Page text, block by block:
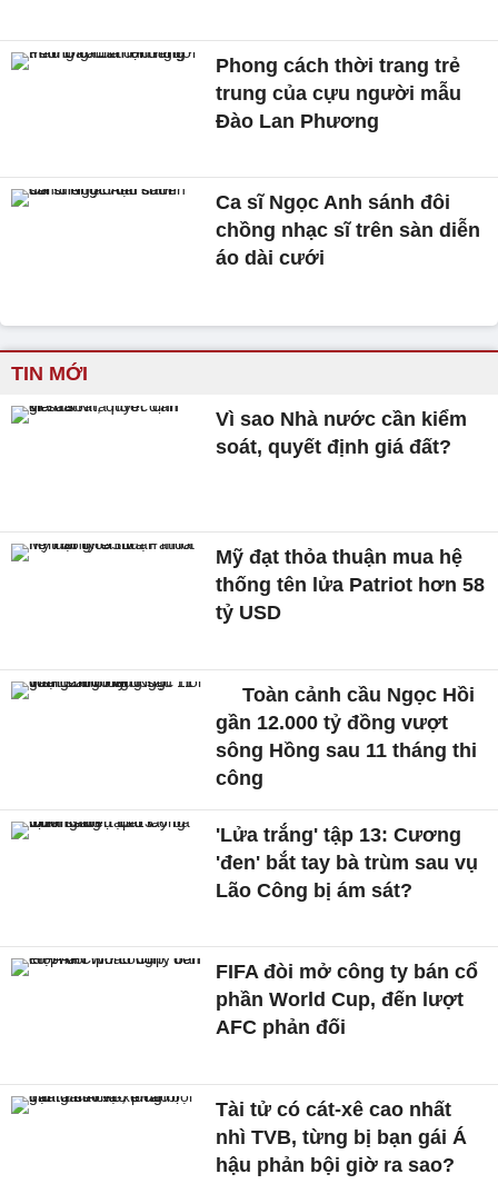
Phong cách thời trang trẻ
trung của cựu người mẫu
Đào Lan Phương
Ca sĩ Ngọc Anh sánh đôi
chồng nhạc sĩ trên sàn diễn
áo dài cưới
TIN MỚI
Vì sao Nhà nước cần kiểm
soát, quyết định giá đất?
Mỹ đạt thỏa thuận mua hệ
thống tên lửa Patriot hơn 58
tỷ USD
Toàn cảnh cầu Ngọc Hồi
gần 12.000 tỷ đồng vượt
sông Hồng sau 11 tháng thi
công
'Lửa trắng' tập 13: Cương
'đen' bắt tay bà trùm sau vụ
Lão Công bị ám sát?
FIFA đòi mở công ty bán cổ
phần World Cup, đến lượt
AFC phản đối
Tài tử có cát-xê cao nhất
nhì TVB, từng bị bạn gái Á
hậu phản bội giờ ra sao?